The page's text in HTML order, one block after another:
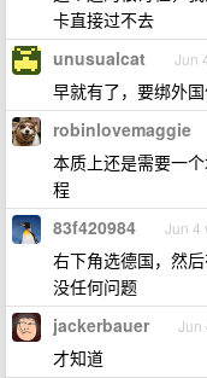
卡直接过不去
unusualcat Jun
早就有了，要绑外
robinlovemaggie
本质上还是需要一
程
83f420984 Jun 4
右下角选德国，然
没任何问题
jackerbauer Jun
才知道